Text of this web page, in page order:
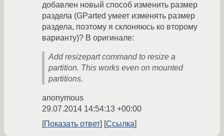
добавлен новый способ изменить размер
раздела (GParted умеет изменять размер
раздела, поэтому я склоняюсь ко второму
варианту)? В оригинале:
Add resizepart command to resize a
partition. This works even on mounted
partitions.
anonymous
29.07.2014 14:54:13 +00:00
Показать ответ
Ссылка